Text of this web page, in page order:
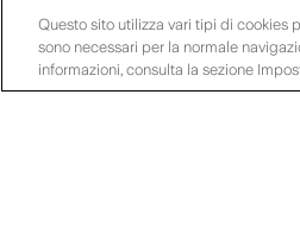
Seguici su
Questo sito utilizza vari tipi di cookies
sono necessari per la normale
informazioni, consulta la sezione